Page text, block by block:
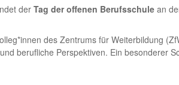
der Tag der offenen Berufsschule an
des Zentrums für Weiterbildung
berufliche Perspektiven. Ein besonderer